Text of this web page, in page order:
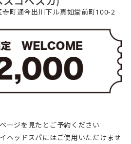
町通今出川下ル真如堂前町100-2
ージを見たとご予約ください
ヘッドスパにはご使用いただけませ